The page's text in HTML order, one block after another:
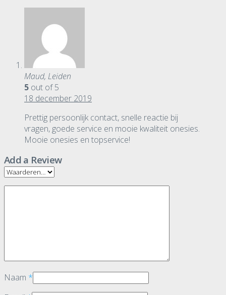
Maud, Leiden
5 out of 5
18 december 2019
Prettig persoonlijk contact, snelle reactie bij
vragen, goede service en mooie kwaliteit onesies.
Mooie onesies en topservice!
Add a Review
Naam *